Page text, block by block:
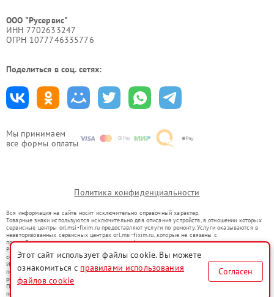
Мы принимаем
все формы оплаты
ООО "Русервис"
ИНН 7702633247
ОГРН 1077746335776
Поделиться в соц. сетях:
Политика конфиденциальности
Вся информация на сайте носит исключительно справочный характер.
Товарные знаки используются исключительно для описания устройств, в отношении которых
сервисные центры orl.msi-fixim.ru предоставляют услуги по ремонту. Услуги оказываются в
неавторизованных сервисных центрах orl.msi-fixim.ru, которые не связаны с
правообладателями товарных знаков или их официальными представителями.
Ремонт осуществляется для устройств, уже введенных в гражданский оборот в соответствии
со статьей 1487 ГК РФ.
Использование товарных знаков не преследует цели индивидуализации услуг или введения
потребителей в заблуждение, а служит для информирования о предоставляемых услугах по
ремонту техники указанных брендов.
Представленная на сайте информация не является публичной офертой, определяемой
положениями Статьи 437(2) Гражданского кодекса РФ
Этот сайт использует файлы cookie. Вы можете
ознакомиться с правилами использования
файлов cookie
Согласен